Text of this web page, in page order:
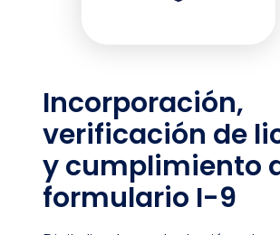
Incorporación,
verificación de
y cumplimiento
formulario I-9